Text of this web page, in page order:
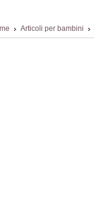
Articoli per bambini